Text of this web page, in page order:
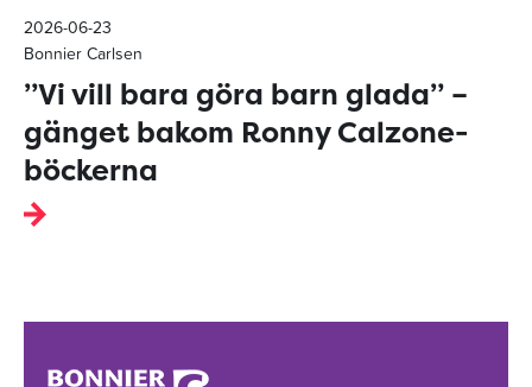
2026-06-23
Bonnier Carlsen
”Vi vill bara göra barn glada” –
gänget bakom Ronny Calzone-
böckerna